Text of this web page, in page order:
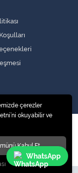
WhatsApp
Ve Tic. Ltd. Şti.
çerezler
okuyabilir ve
Kabul Et